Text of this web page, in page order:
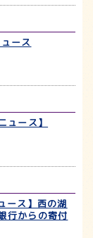
ース
ュース】
ース】西の湖
行からの寄付